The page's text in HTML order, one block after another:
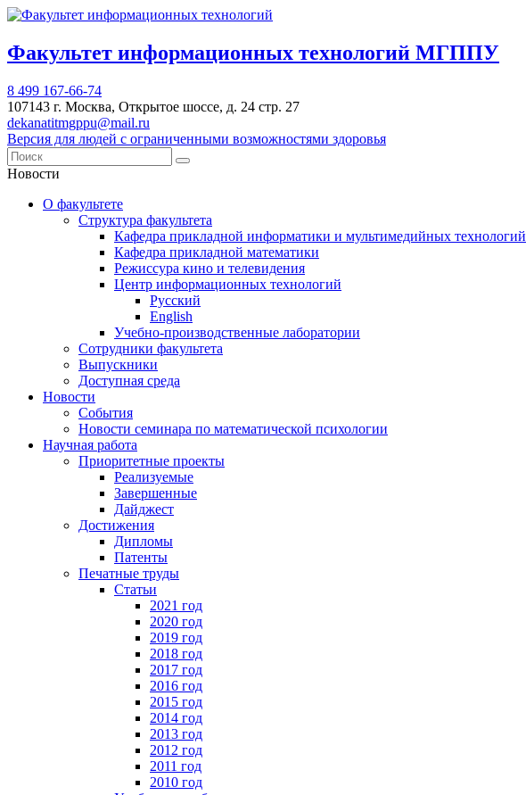
Факультет информационных технологий МГППУ
8 499 167-66-74
107143 г. Москва, Открытое шоссе, д. 24 стр. 27
dekanatitmgppu@mail.ru
Версия для людей с ограниченными возможностями здоровья
Новости
О факультете
Структура факультета
Кафедра прикладной информатики и мультимедийных технологий
Кафедра прикладной математики
Режиссура кино и телевидения
Центр информационных технологий
Русский
English
Учебно-производственные лаборатории
Сотрудники факультета
Выпускники
Доступная среда
Новости
События
Новости семинара по математической психологии
Научная работа
Приоритетные проекты
Реализуемые
Завершенные
Дайджест
Достижения
Дипломы
Патенты
Печатные труды
Статьи
2021 год
2020 год
2019 год
2018 год
2017 год
2016 год
2015 год
2014 год
2013 год
2012 год
2011 год
2010 год